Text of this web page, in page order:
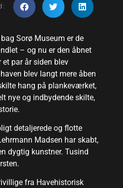
Sorø Museum er de
– og nu er den åbnet
par år siden blev
blev langt mere åben
hang på plankeværket,
nye og indbydende skilte,
detaljerede og flotte
Madsen har skabt,
dygtig kunstner. Tusind
fra Havehistorisk